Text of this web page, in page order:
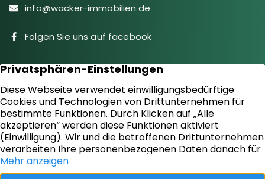
info@wacker-immobilien.de
Folgen Sie uns auf facebook
Immobilien
Downloads
Diensteistungen
Aktuelles
Sie suchen
Kontakt
Sie bieten an
Impressum
Kundenstimmen